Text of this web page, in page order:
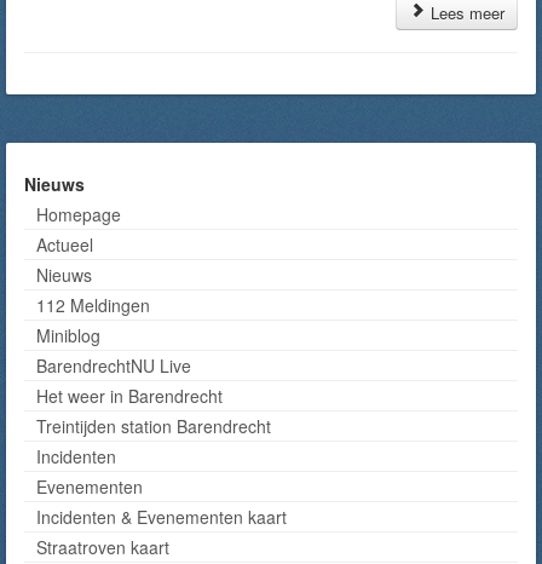
Lees meer
Nieuws
Homepage
Actueel
Nieuws
112 Meldingen
Miniblog
BarendrechtNU Live
Het weer in Barendrecht
Treintijden station Barendrecht
Incidenten
Evenementen
Incidenten & Evenementen kaart
Straatroven kaart